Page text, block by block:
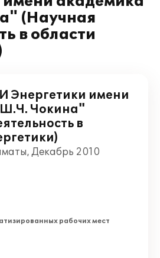
(Научная
в области
Энергетики имени
Чокина"
в
Декабрь 2010
рабочих мест